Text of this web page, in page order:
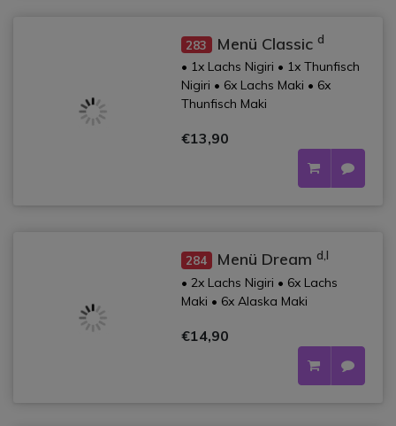
283 Menü Classic d
• 1x Lachs Nigiri • 1x Thunfisch
Nigiri • 6x Lachs Maki • 6x
Thunfisch Maki
€13,90
284 Menü Dream d,l
• 2x Lachs Nigiri • 6x Lachs
Maki • 6x Alaska Maki
€14,90